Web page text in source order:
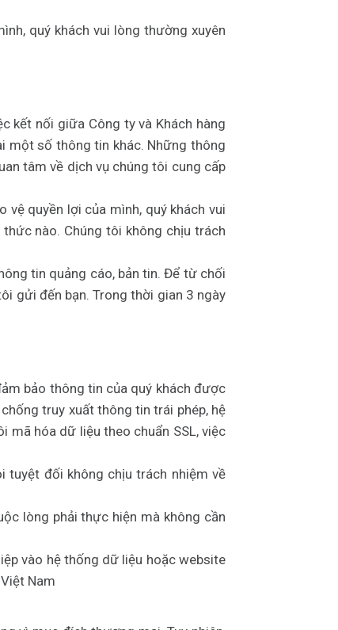
quý khách vui lòng thường xuyên
kết nối giữa Công ty và Khách hàng
một số thông tin khác. Những thông
tâm về dịch vụ chúng tôi cung cấp
quyền lợi của mình, quý khách vui
nào. Chúng tôi không chịu trách
tin quảng cáo, bản tin. Để từ chối
gửi đến bạn. Trong thời gian 3 ngày
bảo thông tin của quý khách được
truy xuất thông tin trái phép, hệ
mã hóa dữ liệu theo chuẩn SSL, việc
tuyệt đối không chịu trách nhiệm về
lòng phải thực hiện mà không cần
vào hệ thống dữ liệu hoặc website
Nam